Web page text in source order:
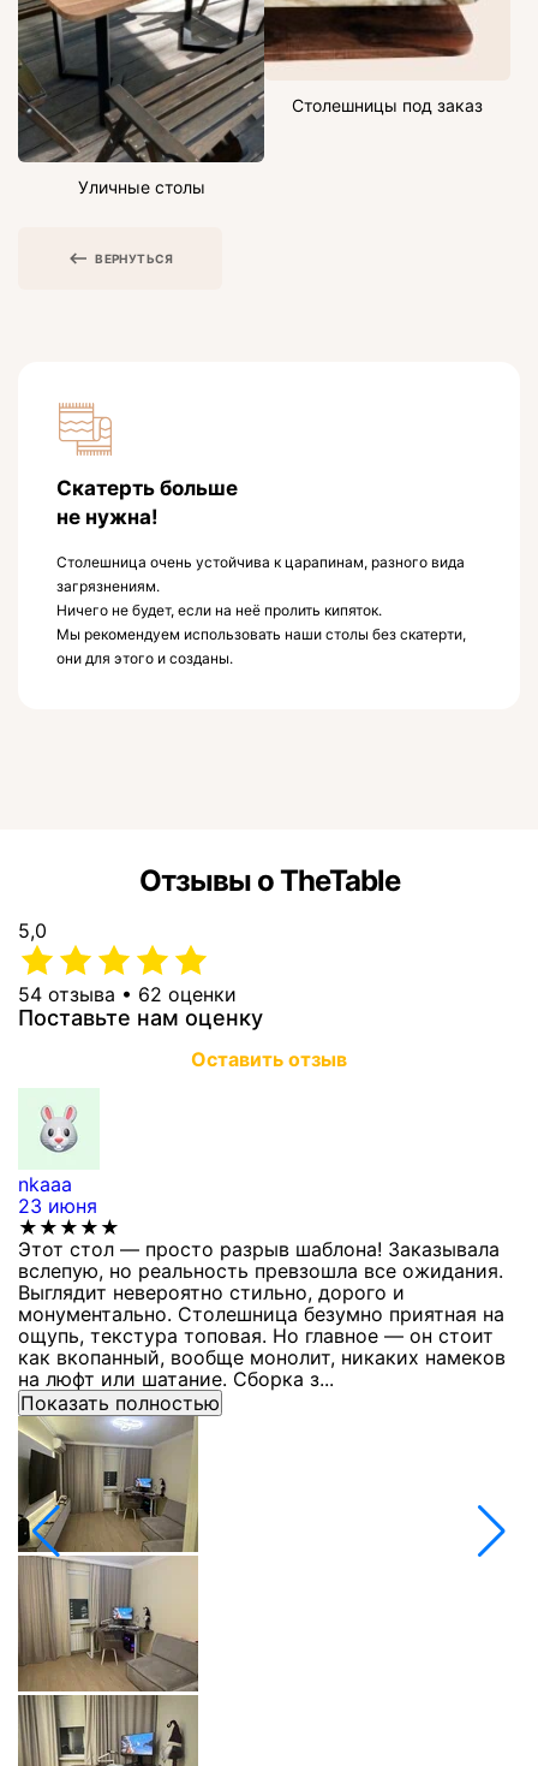
Уличные столы
Столешницы под заказ
ВЕРНУТЬСЯ
Скатерть больше
не нужна!
Столешница очень устойчива к царапинам, разного вида
загрязнениям.
Ничего не будет, если на неё пролить кипяток.
Мы рекомендуем использовать наши столы без скатерти,
они для этого и созданы.
Отзывы о TheTable
5,0
54 отзыва • 62 оценки
Поставьте нам оценку
Оставить отзыв
nkaaa
23 июня
★★★★★
Этот стол — просто разрыв шаблона! Заказывала
вслепую, но реальность превзошла все ожидания.
Выглядит невероятно стильно, дорого и
монументально. Столешница безумно приятная на
ощупь, текстура топовая. Но главное — он стоит
как вкопанный, вообще монолит, никаких намеков
на люфт или шатание. Сборка з...
Показать полностью